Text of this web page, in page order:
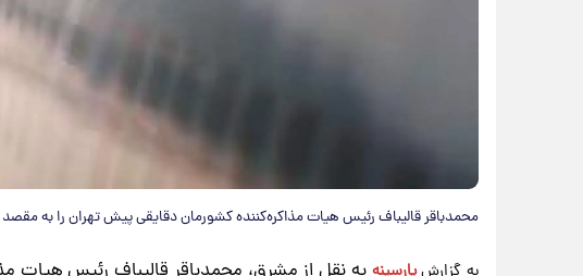
محمدباقر قالیباف رئیس هیات مذاکره‌کننده کشورمان دقایقی پیش تهران را به